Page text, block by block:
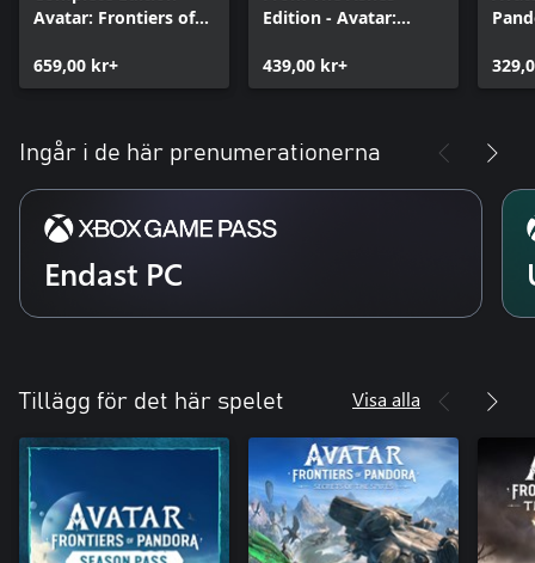
Avatar: Frontiers of
659,00 kr+
Edition - Avatar:
Pandora™
439,00 kr+
Ingår i de här prenumerationerna
Endast PC
Tillägg för det här spelet Visa alla